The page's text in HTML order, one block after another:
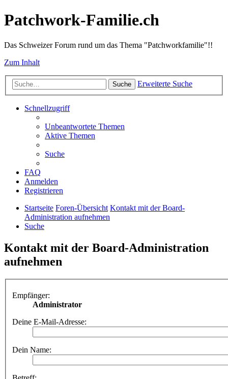
Patchwork-Familie.ch
Das Schweizer Forum rund um das Thema "Patchworkfamilie"!!
Zum Inhalt
Suche Erweiterte Suche
Schnellzugriff
Unbeantwortete Themen
Aktive Themen
Suche
FAQ
Anmelden
Registrieren
Startseite Foren-Übersicht Kontakt mit der Board-
Administration aufnehmen
Suche
Kontakt mit der Board-Administration
aufnehmen
Empfänger:
Administrator
Deine E-Mail-Adresse:
Dein Name: